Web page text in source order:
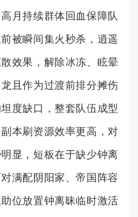
月持续群体回血保障队
被瞬间集火秒杀，逍遥
效果，解除冰冻、眩晕
且作为过渡前排分摊伤
度缺口，整套队伍成型
本刷资源效率更高，对
显，短板在于缺少钟离
满配阴阳家、帝国阵容
位放置钟离昧临时激活